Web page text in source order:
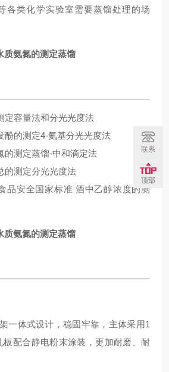
各类化学实验室需要蒸馏处理的场
质氨氮的测定蒸馏
定容量法和分光光度法
酚的测定4-氨基分光光度法
的测定蒸馏-中和滴定法
的测定分光光度法
品安全国家标准 酒中乙醇浓度的测
质氨氮的测定蒸馏
一体式设计，稳固牢靠，主体采用1
板配合静电粉末涂装，更加耐磨、耐
联系
顶部